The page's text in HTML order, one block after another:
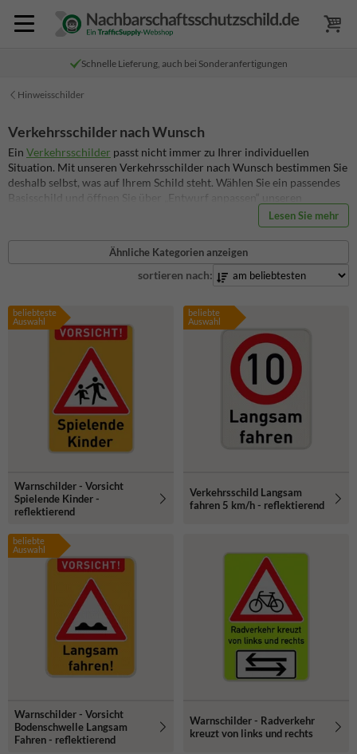
Schnelle Lieferung, auch bei Sonderanfertigungen
Hinweisschilder
Verkehrsschilder nach Wunsch
Ein Verkehrsschilder passt nicht immer zu Ihrer individuellen
Situation. Mit unseren Verkehrsschilder nach Wunsch bestimmen Sie
deshalb selbst, was auf Ihrem Schild steht. Wählen Sie ein passendes
Basisschild und öffnen Sie über „Entwurf anpassen“ unseren
SignEditor. Dort passen Sie Symbol, Text, Farbe und Format einfach
an Ihre Wünsche an. Anschließend bestellen Sie Ihr individuell
gestaltetes Schild direkt online. Wir fertigen es aus hochwertigem,
reflektierendem Dibond®traffic und liefern es innerhalb von 3 bis 4
Lesen Sie mehr
Ähnliche Kategorien anzeigen
sortieren nach:
beliebteste
Auswahl
Warnschilder - Vorsicht
Spielende Kinder -
reflektierend
beliebte
Auswahl
Verkehrsschild Langsam
fahren 5 km/h - reflektierend
beliebte
Auswahl
Warnschilder - Vorsicht
Bodenschwelle Langsam
Fahren - reflektierend
Warnschilder - Radverkehr
kreuzt von links und rechts